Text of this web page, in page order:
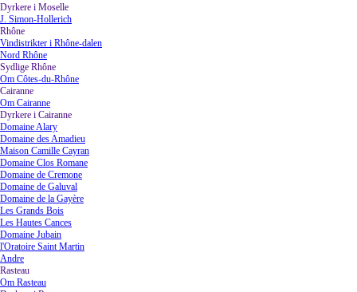
Dyrkere i Moselle
J. Simon-Hollerich
Rhône
Vindistrikter i Rhône-dalen
Nord Rhône
Sydlige Rhône
Om Côtes-du-Rhône
Cairanne
Om Cairanne
Dyrkere i Cairanne
Domaine Alary
Domaine des Amadieu
Maison Camille Cayran
Domaine Clos Romane
Domaine de Cremone
Domaine de Galuval
Domaine de la Gayère
Les Grands Bois
Les Hautes Cances
Domaine Jubain
l'Oratoire Saint Martin
Andre
Rasteau
Om Rasteau